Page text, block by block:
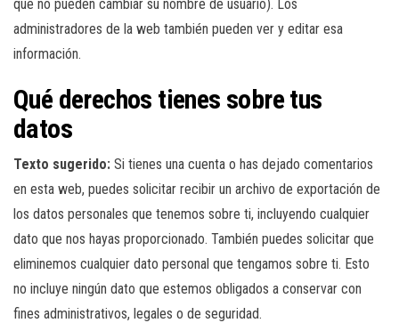
que no pueden cambiar su nombre de usuario). Los
administradores de la web también pueden ver y editar esa
información.
Qué derechos tienes sobre tus
datos
Texto sugerido: Si tienes una cuenta o has dejado comentarios
en esta web, puedes solicitar recibir un archivo de exportación de
los datos personales que tenemos sobre ti, incluyendo cualquier
dato que nos hayas proporcionado. También puedes solicitar que
eliminemos cualquier dato personal que tengamos sobre ti. Esto
no incluye ningún dato que estemos obligados a conservar con
fines administrativos, legales o de seguridad.